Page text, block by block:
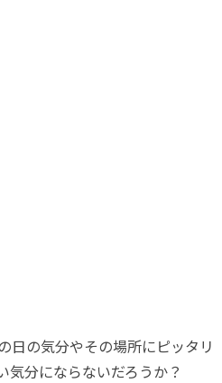
日の気分やその場所にピッタリ
気分にならないだろうか？